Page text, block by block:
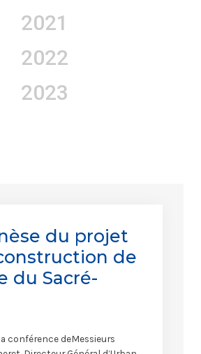
2021
2022
2023
du projet
de
du Sacré-
conférence deMessieurs